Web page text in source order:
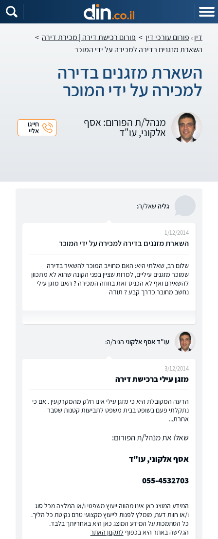
דין פורום עורכי דין > פורום רכישת דירה | מכירת דירה >
השארת מזגנים בדירה למכירה על ידי המוכר
השארת מזגנים בדירה
למכירה על ידי המוכר
מנהל/ת הפורום: אסף
אלקוני, עו"ד
חייגו
אליי
גליהשאל/ה:
השארת מזגנים בדירה למכירה על ידי המוכר
1/12/2014
שלום רב, שאלתי היא: האם מחוייב המוכר להשאיר בדירה
שמוכר מזגנים עיליים, למרות שציין בפני הקונה שהוא לא מתכוון
להשאירם ואף לא הכניס זאת בחוזה המכירה ? האם מזגן עילי
נחשב מחובר כדרך קבע ? תודה
עו"ד אסף אלקוני הגיב/ה:
מזגן עילי ברכישת דירה
3/12/2014
הדעה המקובלת היא כי מזגן עילי אינו חלק מהמקרקעין . אם כי
נתקלתי פעם בשופט בבית משפט לתביעות קטנות שסבר
אחרת...
שאלו את מנהל/ת הפורום:
אסף אלקוני, עו"ד
055-4532703
המידע המוצג כאן אינו מהווה ייעוץ משפטי ו/או המלצה מכל סוג
ו/או חוות דעת, מומלץ לפנות לייעוץ מקצועי טרם נקיטת כל הליך.
כל הסתמכות על המידע המוצג כאן היא באחריותך בלבד.
הגלישה באתר היא בכפוף לתקנון האתר